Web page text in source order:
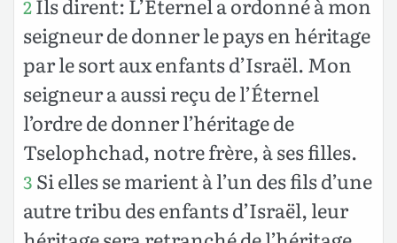
2
seigneur de donner le pays en héritage
par le sort aux enfants d’Israël. Mon
seigneur a aussi reçu de l’Éternel
l’ordre de donner l’héritage de
Tselophchad, notre frère, à ses filles.
3 Si elles se marient à l’un des fils d’une
autre tribu des enfants d’Israël, leur